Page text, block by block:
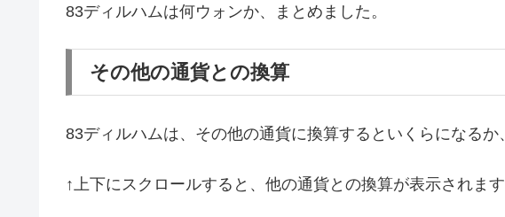
83ディルハムは何ウォンか、まとめました。
その他の通貨との換算
83ディルハムは、その他の通貨に換算するといくらになるか
↑上下にスクロールすると、他の通貨との換算が表示されます